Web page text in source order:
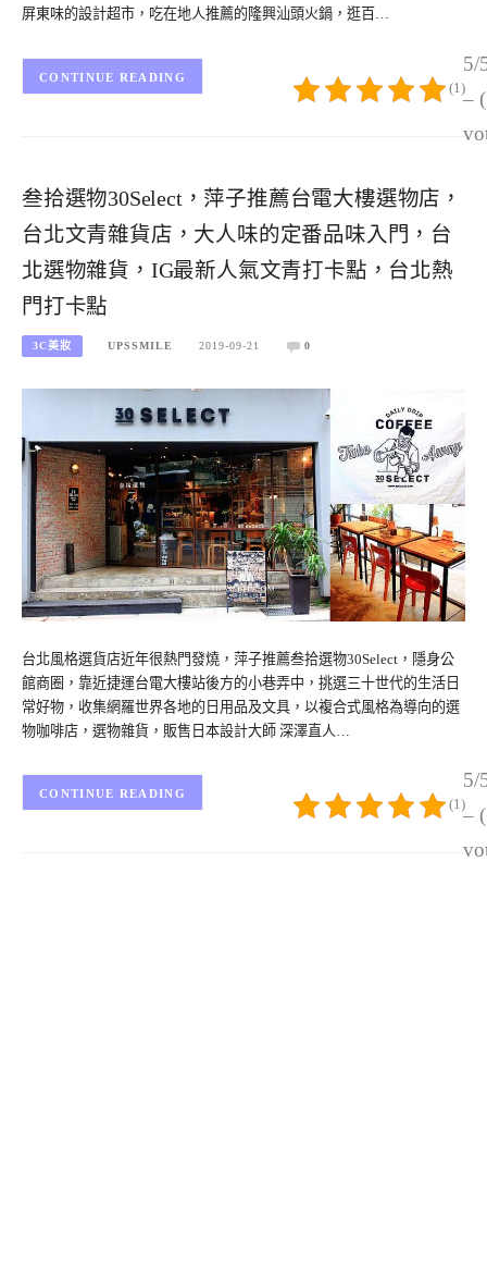
屏東味的設計超市，吃在地人推薦的隆興汕頭火鍋，逛百…
5/
–
(1)
CONTINUE READING
叁拾選物30Select，萍子推薦台電大樓選物店，
台北文青雜貨店，大人味的定番品味入門，台
北選物雜貨，IG最新人氣文青打卡點，台北熱
門打卡點
3C美妝 UPSSMILE 2019-09-21 0
台北風格選貨店近年很熱門發燒，萍子推薦叁拾選物30Select，隱身公
館商圈，靠近捷運台電大樓站後方的小巷弄中，挑選三十世代的生活日
常好物，收集網羅世界各地的日用品及文具，以複合式風格為導向的選
物咖啡店，選物雜貨，販售日本設計大師 深澤直人…
5/
–
(1)
CONTINUE READING